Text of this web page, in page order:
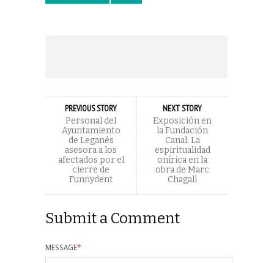
PREVIOUS STORY
Personal del
Ayuntamiento
de Leganés
asesora a los
afectados por el
cierre de
Funnydent
NEXT STORY
Exposición en
la Fundación
Canal: La
espiritualidad
onírica en la
obra de Marc
Chagall
Submit a Comment
MESSAGE*